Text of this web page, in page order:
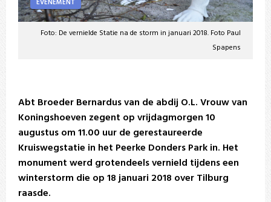
EVENEMENT
Foto: De vernielde Statie na de storm in januari 2018. Foto Paul
Spapens
Abt Broeder Bernardus van de abdij O.L. Vrouw van
Koningshoeven zegent op vrijdagmorgen 10
augustus om 11.00 uur de gerestaureerde
Kruiswegstatie in het Peerke Donders Park in. Het
monument werd grotendeels vernield tijdens een
winterstorm die op 18 januari 2018 over Tilburg
raasde.